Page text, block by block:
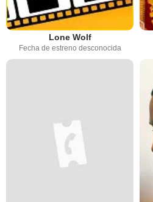
Lone Wolf
Fecha de estreno desconocida